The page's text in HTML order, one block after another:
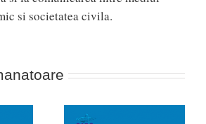
si societatea civila.